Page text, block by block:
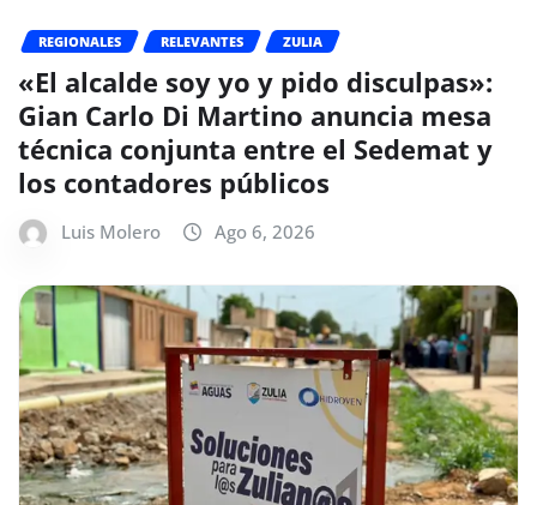
REGIONALES RELEVANTES ZULIA
«El alcalde soy yo y pido disculpas»:
Gian Carlo Di Martino anuncia mesa
técnica conjunta entre el Sedemat y
los contadores públicos
Luis Molero Ago 6, 2026